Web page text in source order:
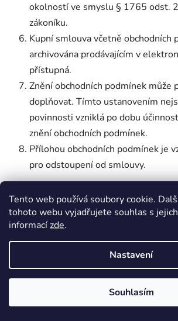
Tento web používá soubory cookie.
tohoto webu vyjadřujete souhlas s
informacízde.
Nastavení
Souhlasím
okolností ve smyslu § 1765 odst.
zákoníku.
Kupní smlouva včetně obchodních
archivována prodávajícím v
přístupná.
Znění obchodních podmínek může
doplňovat. Tímto ustanovením
povinnosti vzniklá po dobu
znění obchodních podmínek.
Přílohou obchodních podmínek je
pro odstoupení od smlouvy.
Tyto obchodní podmínky nabývají
Kontakt